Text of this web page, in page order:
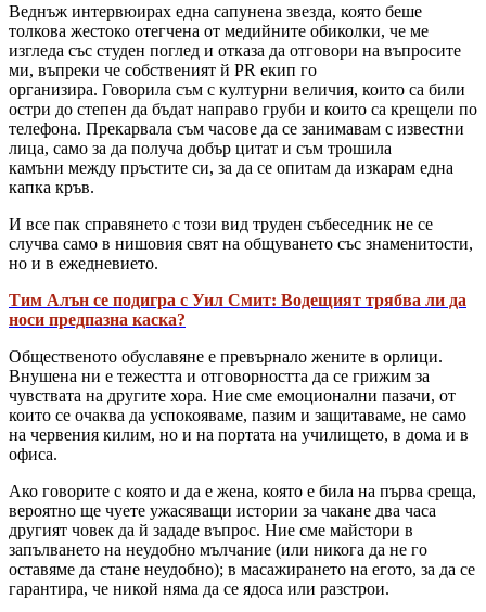
Веднъж интервюирах една сапунена звезда, която беше
толкова жестоко отегчена от медийните обиколки, че ме
изгледа със студен поглед и отказа да отговори на въпросите
ми, въпреки че собственият й PR екип го
организира. Говорила съм с културни величия, които са били
остри до степен да бъдат направо груби и които са крещели по
телефона. Прекарвала съм часове да се занимавам с известни
лица, само за да получа добър цитат и съм трошила
камъни между пръстите си, за да се опитам да изкарам една
капка кръв.
И все пак справянето с този вид труден събеседник не се
случва само в нишовия свят на общуването със знаменитости,
но и в ежедневието.
Тим Алън се подигра с Уил Смит: Водещият трябва ли да
носи предпазна каска?
Общественото обуславяне е превърнало жените в орлици.
Внушена ни е тежестта и отговорността да се грижим за
чувствата на другите хора. Ние сме емоционални пазачи, от
които се очаква да успокояваме, пазим и защитаваме, не само
на червения килим, но и на портата на училището, в дома и в
офиса.
Ако говорите с която и да е жена, която е била на първа среща,
вероятно ще чуете ужасяващи истории за чакане два часа
другият човек да й зададе въпрос. Ние сме майстори в
запълването на неудобно мълчание (или никога да не го
оставяме да стане неудобно); в масажирането на егото, за да се
гарантира, че никой няма да се ядоса или разстрои.